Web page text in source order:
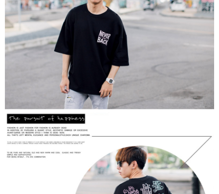
２．訂單成立數日內，您將收到繳費通知簡訊。
３．收到繳費通知簡訊後14天內，點擊此簡訊中的連結，可透過四大超商／
ATM／網路銀行／等多元方式進行付款，方視為交易完成。
※ 請注意：結帳手續完成當下不需立刻繳費，但若您需要取消訂單，請聯絡
購買商品的店家。未經商家同意取消之訂單仍視為有效，需透過AFTEE先享
後付繳納相關費用。
※ 交易是否成功請以「AFTEE先享後付 」之結帳頁面顯示為準，若有關於
是否繳費成功／繳費後需取消欲退款等相關疑問，請聯繫「AFTEE先享後付
https://netprotections.freshdesk.com/support/home
１．透過由恩沛科技股份有限公司提供之「AFTEE先享後付」服務完成之交
易，需依本服務之必要範圍內提供個人資料，並將交易相關給付款項請求債
權轉讓予恩沛科技股份有限公司。
２．關於個人資料處理事宜，請瀏覽以下網址：
https://aftee.tw/terms/#terms3
３．未成年的使用者請事先徵得法定代理人或監護人之同意方可使用
「AFTEE先享後付」，若未經同意申辦者引起之損失，本公司不負相關責
４．使用「AFTEE先享後付」時，將依據個別帳號之用戶狀況，依本公司即
時審查核予不同之上限額度；若仍有額度不足之情形，本公司將視審查結果
每筆NT$80，滿NT$1,800(含以上)免運費
7-11付款取貨
每筆NT$80，滿NT$1,800(含以上)免運費
先付款後7-11取貨
每筆NT$80，滿NT$1,800(含以上)免運費
每筆NT$120，滿NT$3,000(含以上)免運費
海外宅配 (TWD)